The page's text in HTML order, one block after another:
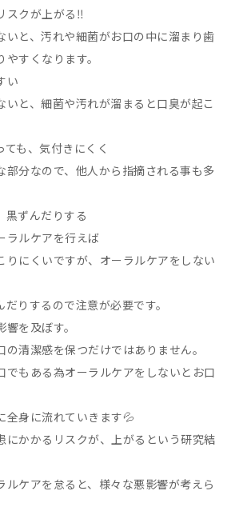
スクが上がる‼️
いと、汚れや細菌がお口の中に溜まり歯
すくなります。
い
いと、細菌や汚れが溜まると口臭が起こ
も、気付きにくく
部分なので、他人から指摘される事も多
ずんだりする
ラルケアを行えば
りにくいですが、オーラルケアをしない
りするので注意が必要です。
を及ぼす。
清潔感を保つだけではありません。
でもある為オーラルケアをしないとお口
全身に流れていきます💦
にかかるリスクが、上がるという研究結
ルケアを怠ると、様々な悪影響が考えら